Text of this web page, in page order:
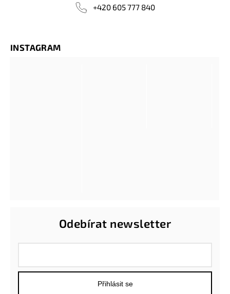
+420 605 777 840
INSTAGRAM
Odebírat newsletter
Přihlásit se